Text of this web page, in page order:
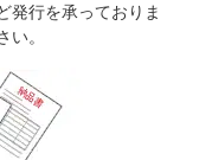
発行を承っておりま
。